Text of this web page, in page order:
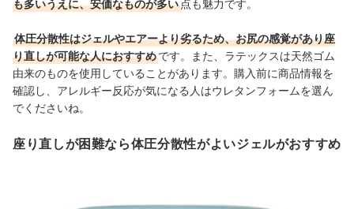
も多いうえに、安価なものが多い 点も魅力です。
体圧分散性はジェルやエアーより劣るため、お尻の感覚があり座
り直しが可能な人におすすめです。また、ラテックスは天然ゴム
由来のものを使用していることがあります。購入前に商品情報を
確認し、アレルギー反応が気になる人はウレタンフォームを選ん
でくださいね。
座り直しが困難なら体圧分散性がよいジェルがおすすめ